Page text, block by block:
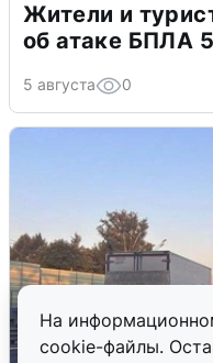
На
cookie-файлы.
Жители и
об атаке БПЛА
5 августа 0